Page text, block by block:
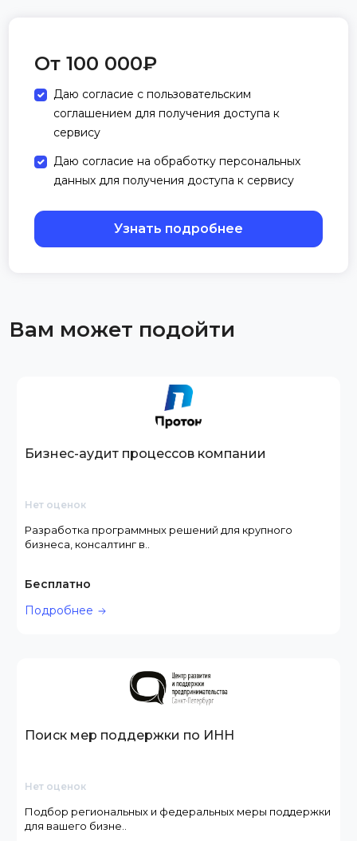
От100 000₽
Даю согласие с пользовательским
соглашением для получения доступа к
сервису
Даю согласие на обработку персональных
данных для получения доступа к сервису
Узнать подробнее
Вам может подойти
Бизнес-аудит процессов компании
Нет оценок
Разработка программных решений для крупного
бизнеса, консалтинг в..
Бесплатно
Подробнее
Поиск мер поддержки по ИНН
Нет оценок
Подбор региональных и федеральных меры поддержки
для вашего бизне..